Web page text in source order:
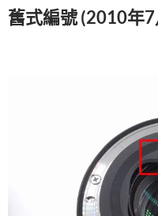
舊式編號 (2010年